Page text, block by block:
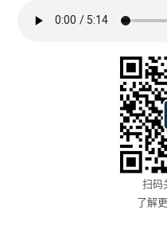
扫码
了解